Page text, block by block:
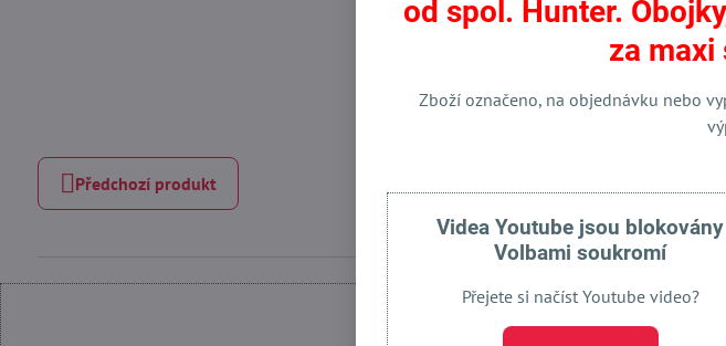
FacebookTwitterBluesky
Předchozí produkt
od spol. Hunter.
za maxi
Zboží označeno, na objednávku nebo
Videa Youtube jsou blokovány
Volbami soukromí
Přejete si načíst Youtube video?